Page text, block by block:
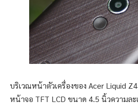
บริเวณหน้าตัวเครื่องของ Acer Liquid
หน้าจอ TFT LCD ขนาด 4.5 นิ้วความละ